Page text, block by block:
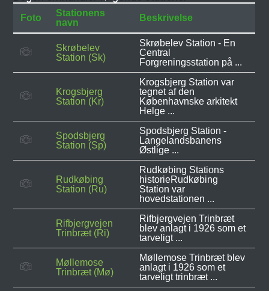
Foto
Stationens
navn
Beskrivelse
Skrøbelev
Station (Sk)
Skrøbelev Station - En
Central
Forgreningsstation på ...
Krogsbjerg
Station (Kr)
Krogsbjerg Station var
tegnet af den
Københavnske arkitekt
Helge ...
Spodsbjerg
Station (Sp)
Spodsbjerg Station -
Langelandsbanens
Østlige ...
Rudkøbing
Station (Ru)
Rudkøbing Stations
historieRudkøbing
Station var
hovedstationen ...
Rifbjergvejen
Trinbræt (Ri)
Rifbjergvejen Trinbræt
blev anlagt i 1926 som et
tarveligt ...
Møllemose
Trinbræt (Mø)
Møllemose Trinbræt blev
anlagt i 1926 som et
tarveligt trinbræt ...